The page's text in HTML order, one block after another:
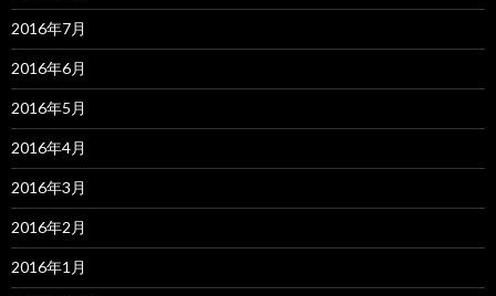
2016年7月
2016年6月
2016年5月
2016年4月
2016年3月
2016年2月
2016年1月